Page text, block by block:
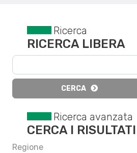
Ricerca
RICERCA LIBERA
CERCA
Ricerca avanzata
CERCA I RISULTATI
Regione